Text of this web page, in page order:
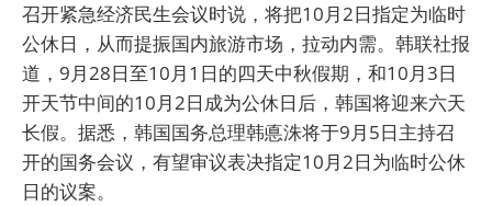
召开紧急经济民生会议时说，将把10月2日指定为临时
公休日，从而提振国内旅游市场，拉动内需。韩联社报
道，9月28日至10月1日的四天中秋假期，和10月3日
开天节中间的10月2日成为公休日后，韩国将迎来六天
长假。据悉，韩国国务总理韩悳洙将于9月5日主持召
开的国务会议，有望审议表决指定10月2日为临时公休
日的议案。